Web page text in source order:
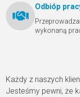
Odbióр
wykonaną
Każdy z naszych
Jesteśmy pewni, że